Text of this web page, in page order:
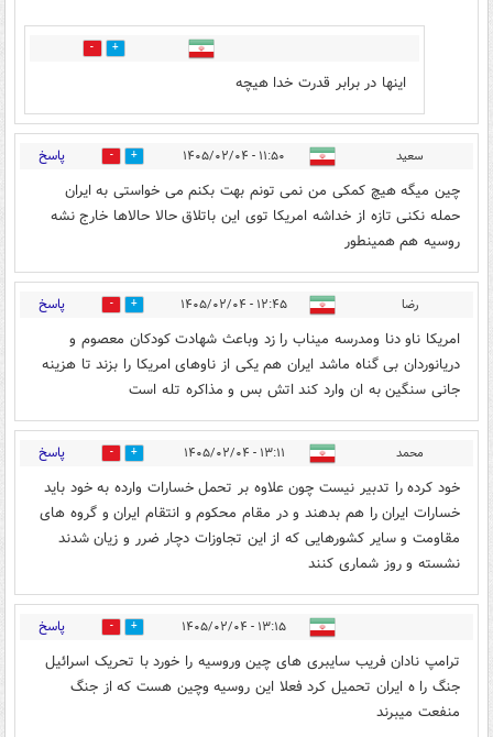
3
اینها در برابر قدرت خدا هیچه
سعید ۱۱:۵۰ - ۱۴۰۵/۰۲/۰۴ 4 پاسخ
چین میگه هیچ کمکی من نمی تونم بهت بکنم می خواستی به ایران
حمله نکنی تازه از خداشه امریکا توی این باتلاق حالا حالاها خارج نشه
روسیه هم همینطور
رضا ۱۲:۴۵ - ۱۴۰۵/۰۲/۰۴ 2 پاسخ
امریکا ناو دنا ومدرسه میناب را زد وباعث شهادت کودکان معصوم و
دریانوردان بی گناه ماشد ایران هم یکی از ناوهای امریکا را بزند تا هزینه
جانی سنگین به ان وارد کند اتش بس و مذاکره تله است
محمد ۱۳:۱۱ - ۱۴۰۵/۰۲/۰۴ 1 پاسخ
خود کرده را تدبیر نیست چون علاوه بر تحمل خسارات وارده به خود باید
خسارات ایران را هم بدهند و در مقام محکوم و انتقام ایران و گروه های
مقاومت و سایر کشورهایی که از این تجاوزات دچار ضرر و زیان شدند
نشسته و روز شماری کنند
۱۳:۱۵ - ۱۴۰۵/۰۲/۰۴ 1 پاسخ
ترامپ نادان فریب سایبری های چین وروسیه را خورد با تحریک اسرائیل
جنگ را ه ایران تحمیل کرد فعلا این روسیه وچین هست که از جنگ
منفعت میبرند